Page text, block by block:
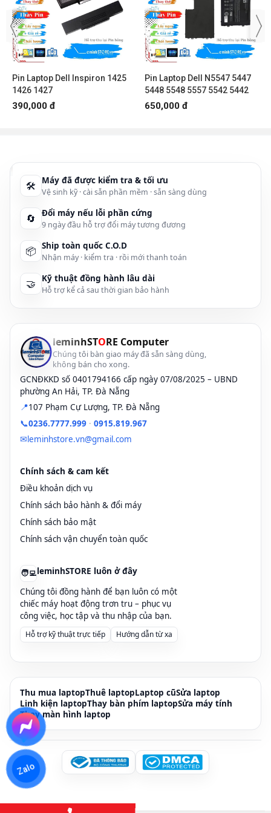
Bảo hành Pin Dell Inspiron N5110, N5010 khi
Những lỗi xuất phát do nguyên nhân kỹ thuật nhà sản xuất như:
–Pin bị phồng, rộp, sủi bọt...
–Pin bị chết, không nhận Pin.
–Thời lượng sử dụng Pin ngắn, nhanh hết Pin, mức độ chai Pin
nhanh, trong thời gian bảo hành Pin chai vượt quá 35%.
nhà sản xuất) như:
Pin bị va đập, rơi vỡ, móp méo, tác động vật lý bên ngoài vào.
Pin bị chất lỏng ngập vào.
Nhiệt độ bên ngoài tác động vào làm biến dạng Pin.
Laptop chập cháy do nguồn điện vào (Input: AC) làm cháy Pin
Dell Inspiron N5110, N5010...
Pin laptop Dell Inspiron N5110, N5010
Đến với chúng tôi quý khách hàng nhất định mua được Pin laptop
Luôn là địa chỉ bánPin laptop Dell Inspiron N5110, N5010
tín cho khách hàng tìm đến.
★-★-★
Mọi thông tin liên quan đến vấn đề giáthay bàn phím laptop
dell tại đà nẵng vui lòng liên hệ hotline:
tham khảo địa chỉ bán:ram laptop đà nẵng
════★-★-★ ════
📌 Địa chỉ: 246A Phạm Cự Lượng , TP Đà Nẵng
leminhSTORE - chuyên mua bán Laptop cũ giá rẻ tại Đà
Nẵng | 0236 7777 999
Xem tất cả
tại đây >>>
376764s.html
Thông tin liên hệ:
Địa chỉ:246A Phạm Cự Lượng, TP Đà Nẵng
Email:leminhstore.vn@gmail.com
Website:https://leminhstore.vn/
246A Phạm Cự Lượng, Phường An Hải Đông, Quận Sơn
Trà, TP Đà Nẵng
Pin Laptop Dell Inspiron 1425
1426 1427
390,000 đ
Pin Laptop Dell N5547 5447
5448 5548 5557 5542 5442
650,000 đ
🛠 Máy đã được kiểm tra & tối ưu
Vệ sinh kỹ · cài sẵn phần mềm · sẵn sàng dùng
🔄 Đổi máy nếu lỗi phần cứng
9 ngày đầu hỗ trợ đổi máy tương đương
📦 Ship toàn quốc C.O.D
Nhận máy · kiểm tra · rồi mới thanh toán
🤝 Kỹ thuật đồng hành lâu dài
Hỗ trợ kể cả sau thời gian bảo hành
leminhSTORE Computer
Chúng tôi bàn giao máy đã sẵn sàng dùng,
không bán cho xong.
GCNĐKKD số 0401794166 cấp ngày 07/08/2025 – UBND
phường An Hải, TP. Đà Nẵng
📍107 Phạm Cự Lượng, TP. Đà Nẵng
📞0236.7777.999 · 0915.819.967
✉leminhstore.vn@gmail.com
Chính sách & cam kết
Điều khoản dịch vụ
Chính sách bảo hành & đổi máy
Chính sách bảo mật
Chính sách vận chuyển toàn quốc
🧑‍💻leminhSTORE luôn ở đây
Chúng tôi đồng hành để bạn luôn có một
chiếc máy hoạt động trơn tru – phục vụ
công việc, học tập và thu nhập của bạn.
Hỗ trợ kỹ thuật trực tiếp Hướng dẫn từ xa
Thu mua laptopThuê laptopLaptop cũSửa laptop
Linh kiện laptopThay bàn phím laptopSửa máy tính
Thay màn hình laptop
Zalo